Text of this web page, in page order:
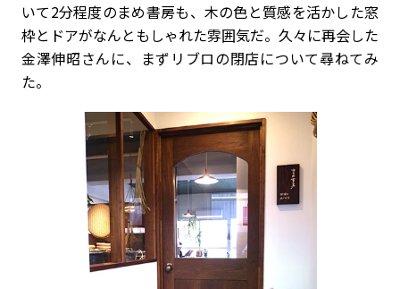
いて2分程度のまめ書房も、木の色と質感を活かした窓
枠とドアがなんともしゃれた雰囲気だ。久々に再会した
金澤伸昭さんに、まずリブロの閉店について尋ねてみ
た。